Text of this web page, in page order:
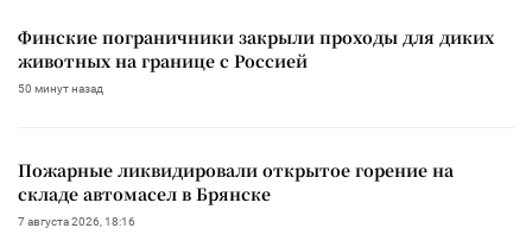
Финские пограничники закрыли проходы для диких
животных на границе с Россией
50 минут назад
Пожарные ликвидировали открытое горение на
складе автомасел в Брянске
7 августа 2026, 18:16